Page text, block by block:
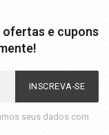
ofertas e cupons
INSCREVA-SE
seus dados com